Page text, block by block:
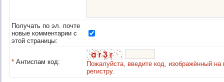
Получать по эл. почте
новые комментарии с
этой страницы:
* Антиспам код:
Пожалуйста, введите код, изображённый
регистру.